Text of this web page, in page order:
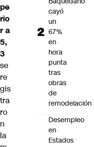
pe
rio
r a
5,
3
se
re
gis
tra
ro
n
la
cayó
un
67%
en
hora
punta
tras
obras
de
remodelación
Desempleo
en
Estados